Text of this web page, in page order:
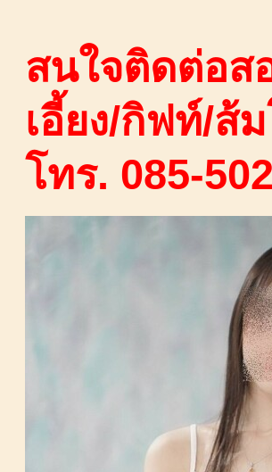
สนใจติดต่อส
เอี้ยง/กิฟท์/ส้
โทร. 085-